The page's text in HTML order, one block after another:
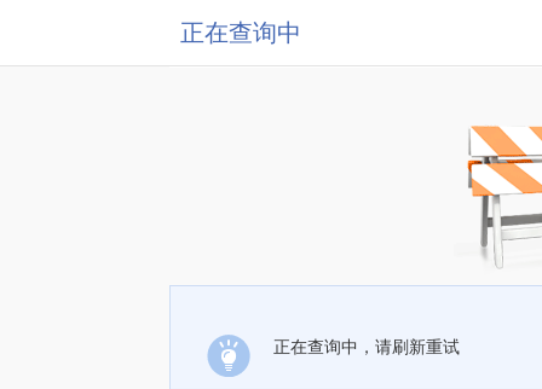
正在查询中
正在查询中，请刷新重试